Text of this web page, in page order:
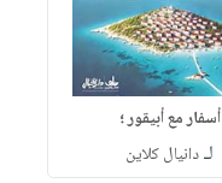
أسفار مع أبيقور ؛
لـدانيال كلاين